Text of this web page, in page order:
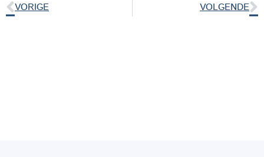
VORIGE VOLGENDE